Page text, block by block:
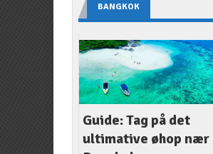
BANGKOK
Guide: Tag på det
ultimative øhop nær